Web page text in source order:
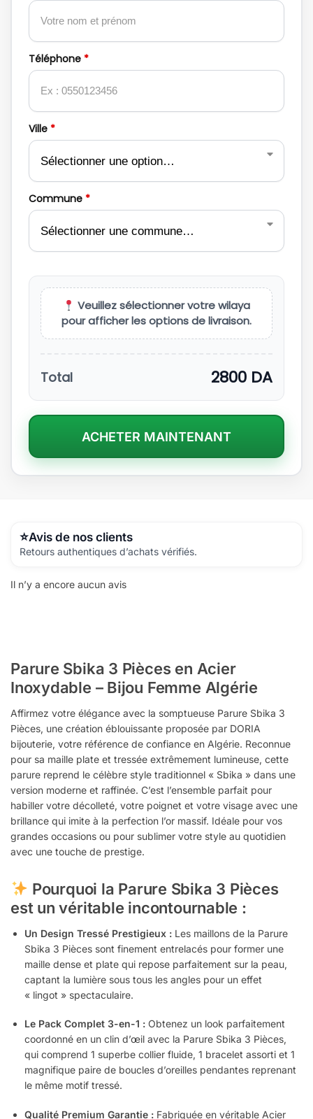
Commune *
Ville *
Téléphone *
Veuillez sélectionner votre wilaya
pour afficher les options de livraison.
Total 2800 DA
ACHETER MAINTENANT
Avis de nos clients
Retours authentiques d’achats vérifiés.
Il n’y a encore aucun avis
Parure Sbika 3 Pièces en Acier
Inoxydable – Bijou Femme Algérie
Affirmez votre élégance avec la somptueuse Parure Sbika 3
Pièces, une création éblouissante proposée par DORIA
bijouterie, votre référence de confiance en Algérie. Reconnue
pour sa maille plate et tressée extrêmement lumineuse, cette
parure reprend le célèbre style traditionnel « Sbika » dans une
version moderne et raffinée. C’est l’ensemble parfait pour
habiller votre décolleté, votre poignet et votre visage avec une
brillance qui imite à la perfection l’or massif. Idéale pour vos
grandes occasions ou pour sublimer votre style au quotidien
avec une touche de prestige.
Pourquoi la Parure Sbika 3 Pièces
est un véritable incontournable :
Un Design Tressé Prestigieux : Les maillons de la Parure
Sbika 3 Pièces sont finement entrelacés pour former une
maille dense et plate qui repose parfaitement sur la peau,
captant la lumière sous tous les angles pour un effet
« lingot » spectaculaire.
Le Pack Complet 3-en-1 : Obtenez un look parfaitement
coordonné en un clin d’œil avec la Parure Sbika 3 Pièces,
qui comprend 1 superbe collier fluide, 1 bracelet assorti et 1
magnifique paire de boucles d’oreilles pendantes reprenant
le même motif tressé.
Qualité Premium Garantie : Fabriquée en véritable Acier